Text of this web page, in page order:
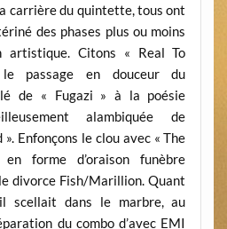
carrière du quintette, tous ont
des phases plus ou moins
artistique. Citons « Real To
passage en douceur du
de « Fugazi » à la poésie
alambiquée de
Enfonçons le clou avec « The
forme d’oraison funèbre
divorce Fish/Marillion. Quant
scellait dans le marbre, au
du combo d’avec EMI